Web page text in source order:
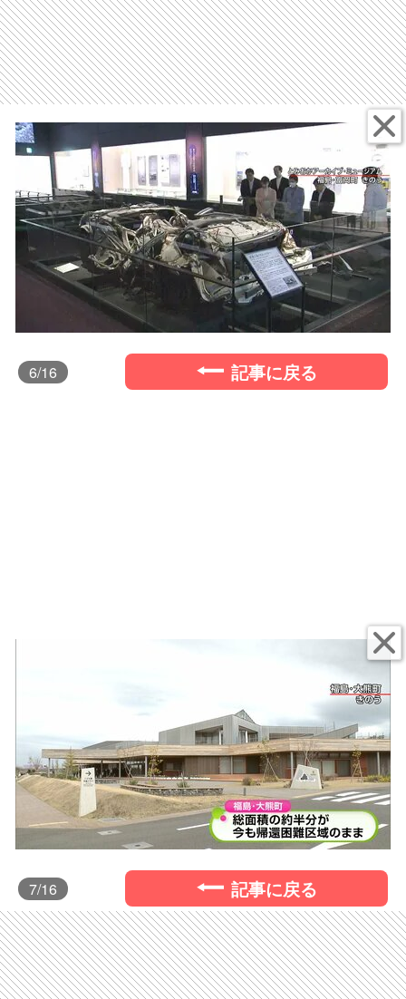
6/16 記事に戻る
7/16 記事に戻る